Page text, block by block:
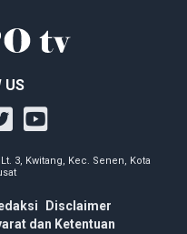
US
3, Kwitang, Kec. Senen, Kota
Disclaimer
dan Ketentuan